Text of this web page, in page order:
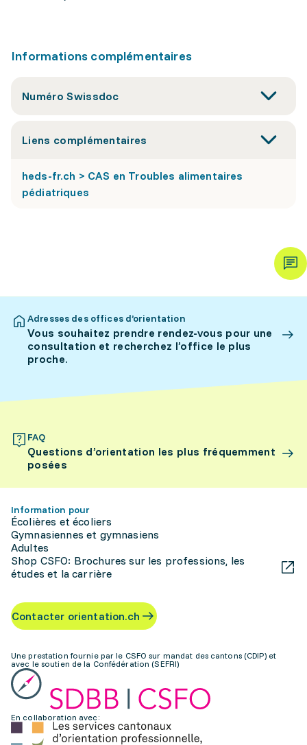
Informations complémentaires
Numéro Swissdoc
Liens complémentaires
heds-fr.ch > CAS en Troubles alimentaires
pédiatriques
Adresses des offices d’orientation
Vous souhaitez prendre rendez-vous pour une
consultation et recherchez l’office le plus
proche.
FAQ
Questions d’orientation les plus fréquemment
posées
Information pour
Écolières et écoliers
Gymnasiennes et gymnasiens
Adultes
Shop CSFO: Brochures sur les professions, les
études et la carrière
Contacter orientation.ch
Une prestation fournie par le CSFO sur mandat des cantons (CDIP) et
avec le soutien de la Confédération (SEFRI)
En collaboration avec: